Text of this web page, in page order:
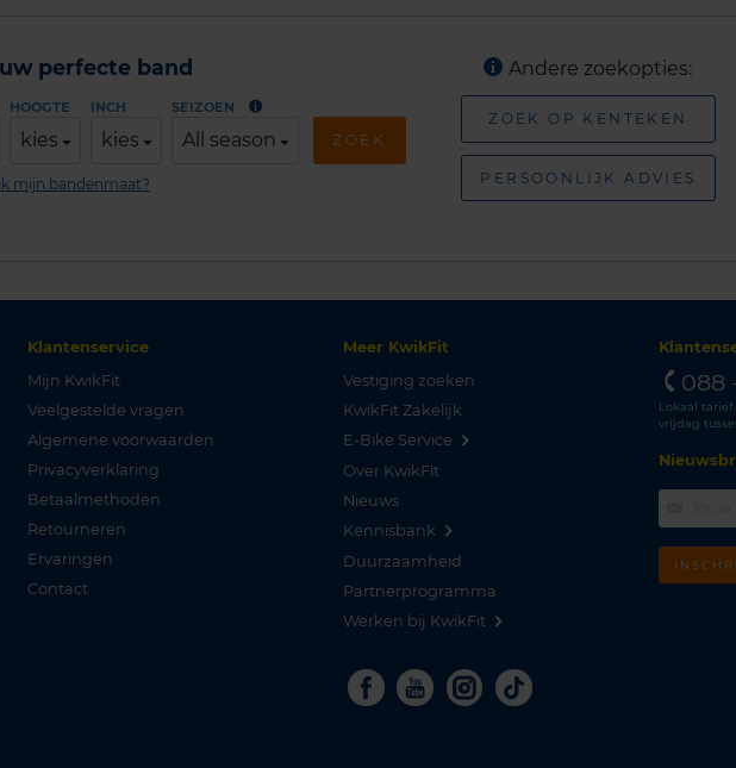
perfecte band
HOOGTE
kies
INCH
kies
SEIZOEN
All season ZOEK
mijn bandenmaat?
Andere zoekopties:
ZOEK OP KENTEKEN
PERSOONLIJK ADVIES
Klantenservice
Mijn KwikFit
Veelgestelde vragen
Algemene voorwaarden
Privacyverklaring
Betaalmethoden
Retourneren
Ervaringen
Contact
Meer KwikFit
Vestiging zoeken
KwikFit Zakelijk
E-Bike Service
Over KwikFit
Nieuws
Kennisbank
Duurzaamheid
Partnerprogramma
Werken bij KwikFit
Facebook
YoutubeInstagram
Tiktok
088
Lokaal
vrijdag